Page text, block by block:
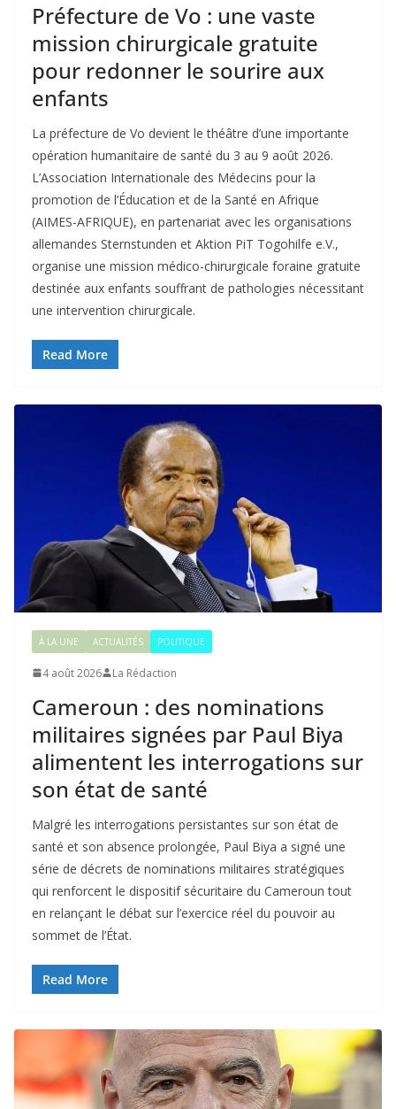
Préfecture de Vo : une vaste
mission chirurgicale gratuite
pour redonner le sourire aux
enfants
La préfecture de Vo devient le théâtre d’une importante
opération humanitaire de santé du 3 au 9 août 2026.
L’Association Internationale des Médecins pour la
promotion de l’Éducation et de la Santé en Afrique
(AIMES-AFRIQUE), en partenariat avec les organisations
allemandes Sternstunden et Aktion PiT Togohilfe e.V.,
organise une mission médico-chirurgicale foraine gratuite
destinée aux enfants souffrant de pathologies nécessitant
une intervention chirurgicale.
Read More
À LA UNE ACTUALITÉS POLITIQUE
4 août 2026 La Rédaction
Cameroun : des nominations
militaires signées par Paul Biya
alimentent les interrogations sur
son état de santé
Malgré les interrogations persistantes sur son état de
santé et son absence prolongée, Paul Biya a signé une
série de décrets de nominations militaires stratégiques
qui renforcent le dispositif sécuritaire du Cameroun tout
en relançant le débat sur l’exercice réel du pouvoir au
sommet de l’État.
Read More